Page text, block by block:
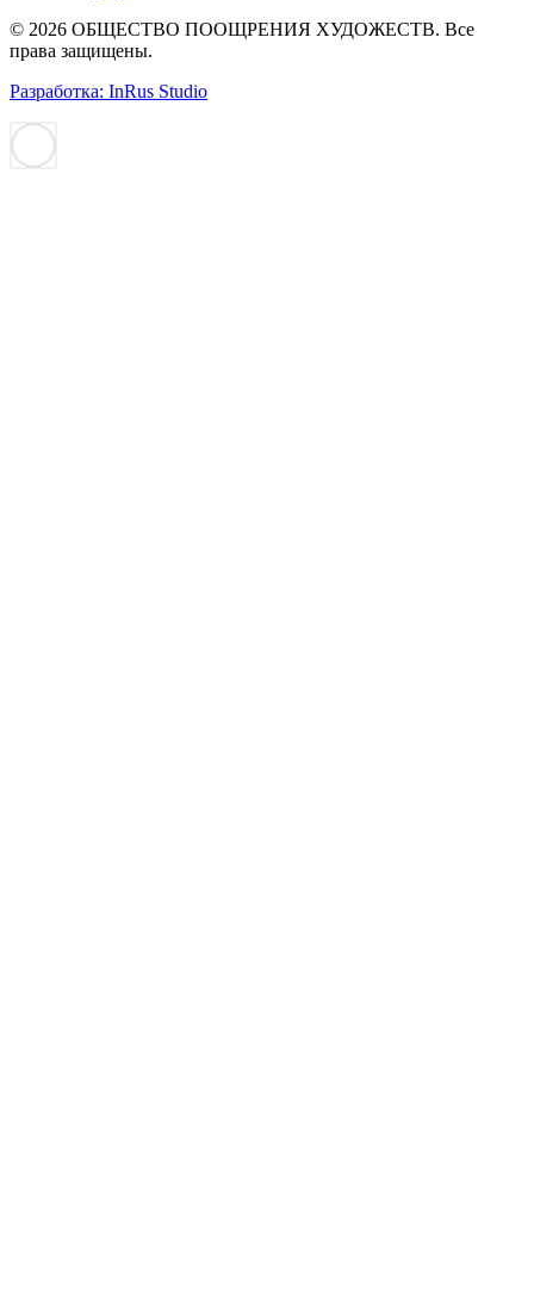
© 2026 ОБЩЕСТВО ПООЩРЕНИЯ ХУДОЖЕСТВ. Все
права защищены.
Разработка: InRus Studio